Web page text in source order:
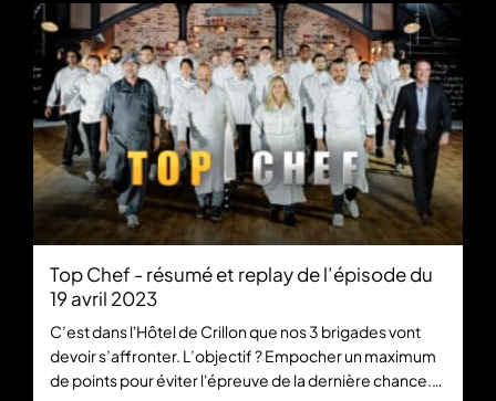
Top Chef - résumé et replay de l’épisode du
19 avril 2023
C’est dans l'Hôtel de Crillon que nos 3 brigades vont
devoir s’affronter. L’objectif ? Empocher un maximum
de points pour éviter l'épreuve de la dernière chance.